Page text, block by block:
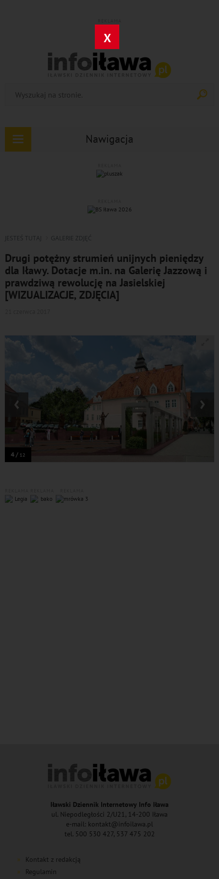
X
Nawigacja
Rozwiń
JESTEŚ TUTAJ GALERIE ZDJĘĆ
Drugi potężny strumień unijnych pieniędzy
dla Iławy. Dotacje m.in. na Galerię Jazzową i
prawdziwą rewolucję na Jasielskiej
[WIZUALIZACJE, ZDJĘCIA]
4 / 12
‹ ›
Iławski Dziennik Internetowy Info Iława
ul. Niepodległości 2/U21, 14-200 Iława
e-mail: kontakt@infoilawa.pl
tel. 500 530 427, 537 475 202
Kontakt z redakcją
Regulamin